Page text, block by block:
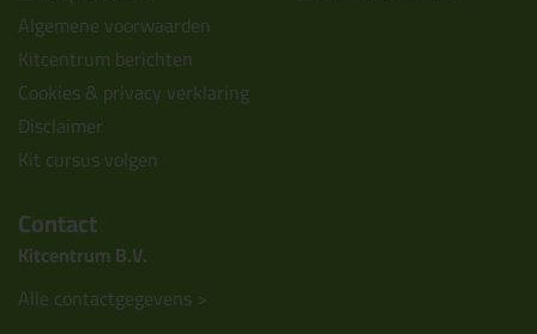
Algemene voorwaarden
Kitcentrum berichten
Cookies & privacy verklaring
Disclaimer
Kit cursus volgen
Contact
Kitcentrum B.V.
Alle contactgegevens >